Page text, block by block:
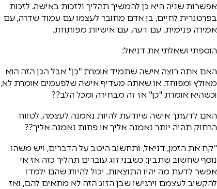
אפשרות שניה היא כן להמשיך תהליך ולזכות באישה. לזכות
בפרטנרית לחיים, בן אדם מחובר לעצמו עם עמוד שדרה, עם
אמירה פנימית, עם דעה, עם אישיות מפותחת.
הוספתי ושאלתי את דניאל:
האם אתה רוצה אישה שתמיד אומרת "כן" אבל הכן הזה הוא
מאולץ ומפוחד, או שאתה מעדיף אישה שלפעמים אומרת לא,
וכשהיא אומרת "כן" אז זה מבחירה ומכל הלב??
האם לדעתך אישה שיודעת להיות נאמנה לעצמה, לטווח
הרחוק תהיה יותר נאמנה אליך או פחות נאמנה אליך??
"קח את הזמן, דניאל, ותחשוב היטב על הדברים, ויש משהו
נוסף שחשוב שתבין: כשבני זוג עוברים תהליך כזה אז אי
אפשר לדעת מה יהיו התוצאות. יכול להיות שהם ילמדו
להקשיב לעצמם וירגישו שבן הזוג הזה לא מתאים להם, ואז